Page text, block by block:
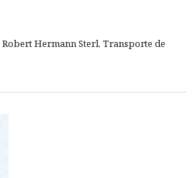
Robert Hermann Sterl, Transporte de